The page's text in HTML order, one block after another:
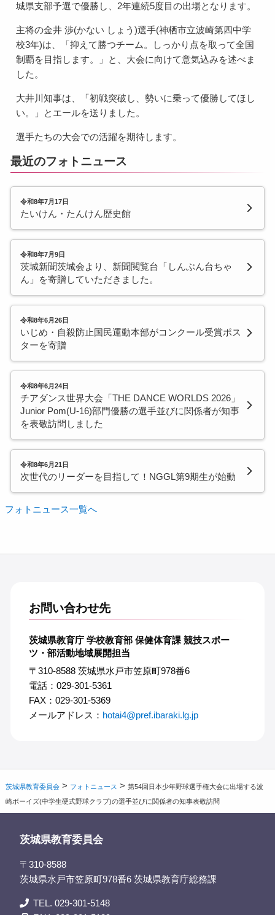
城県支部予選で優勝し、2年連続5度目の出場となります。
主将の金井 渉(かない しょう)選手(神栖市立波崎第四中学
校3年)は、「抑えて勝つチーム。しっかり点を取って全国
制覇を目指します。」と、大会に向けて意気込みを述べま
した。
大井川知事は、「初戦突破し、勢いに乗って優勝してほし
い。」とエールを送りました。
選手たちの大会での活躍を期待します。
最近のフォトニュース
令和8年7月17日
たいけん・たんけん歴史館
令和8年7月9日
茨城新聞茨城会より、新聞閲覧台「しんぶん台ちゃ
ん」を寄贈していただきました。
令和8年6月26日
いじめ・自殺防止国民運動本部がコンクール受賞ポス
ターを寄贈
令和8年6月24日
チアダンス世界大会「THE DANCE WORLDS 2026」
Junior Pom(U-16)部門優勝の選手並びに関係者が知事
を表敬訪問しました
令和8年6月21日
次世代のリーダーを目指して！NGGL第9期生が始動
フォトニュース一覧へ
お問い合わせ先
茨城県教育庁 学校教育部 保健体育課 競技スポー
ツ・部活動地域展開担当
〒310-8588 茨城県水戸市笠原町978番6
電話：029-301-5361
FAX：029-301-5369
メールアドレス： hotai4@pref.ibaraki.lg.jp
茨城県教育委員会 > フォトニュース >第54回日本少年野球選手権大会に出場する波
崎ボーイズ(中学生硬式野球クラブ)の選手並びに関係者の知事表敬訪問
茨城県教育委員会
〒310-8588
茨城県水戸市笠原町978番6 茨城県教育庁総務課
TEL. 029-301-5148